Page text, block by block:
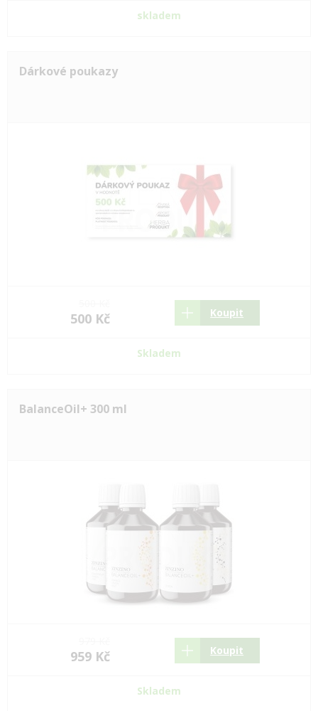
skladem
Dárkové poukazy
500 Kč Koupit
Skladem
BalanceOil+ 300 ml
959 Kč Koupit
Skladem